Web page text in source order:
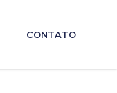
CONTATO